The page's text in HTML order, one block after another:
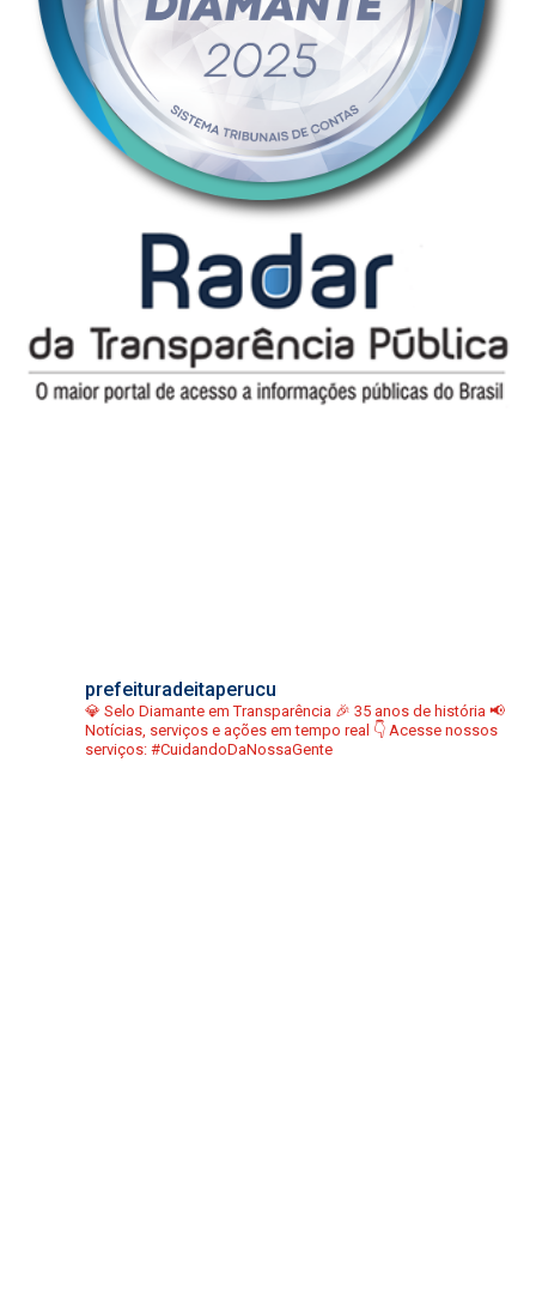
prefeituradeitaperucu
💎 Selo Diamante em Transparência 🎉 35 anos de história 📢
Notícias, serviços e ações em tempo real 👇 Acesse nossos
serviços: #CuidandoDaNossaGente